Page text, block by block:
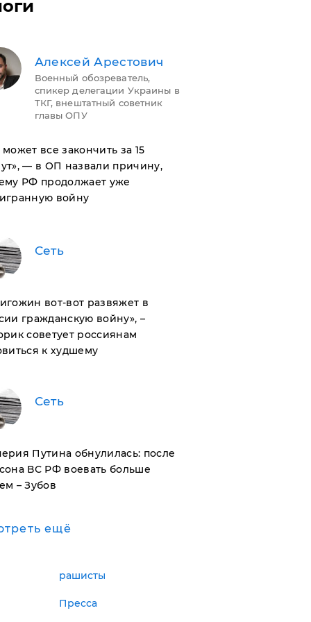
Алексей Арестович
Военный обозреватель,
спикер делегации Украины в
ТКГ, внештатный советник
главы ОПУ
все закончить за 15
— в ОП назвали причину,
РФ продолжает уже
войну
Сеть
вот-вот развяжет в
гражданскую войну», –
советует россиянам
к худшему
Сеть
Путина обнулилась: после
ВС РФ воевать больше
– Зубов
ещё
рашисты
Пресса